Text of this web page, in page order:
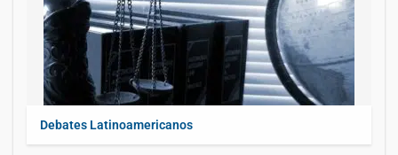
Debates Latinoamericanos